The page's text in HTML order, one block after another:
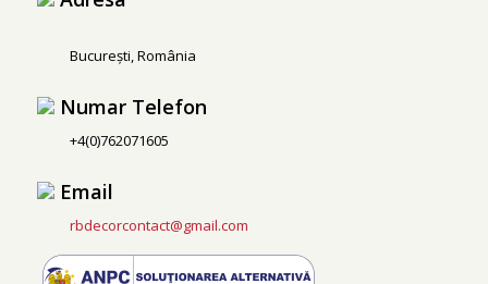
București, România
Numar Telefon
+4(0)762071605
Email
rbdecorcontact@gmail.com